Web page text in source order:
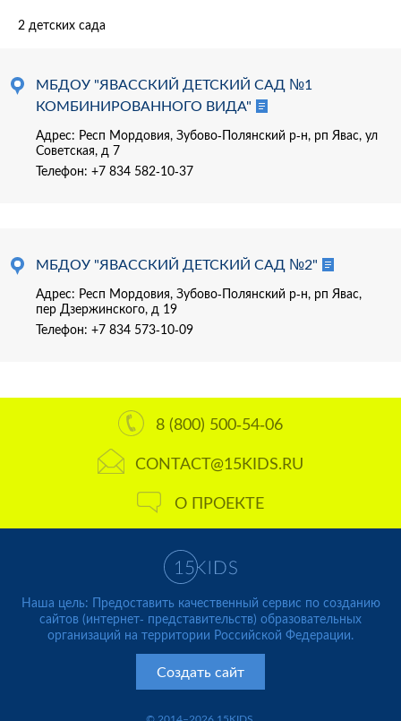
2 детских сада
МБДОУ "ЯВАССКИЙ ДЕТСКИЙ САД №1
КОМБИНИРОВАННОГО ВИДА"
Адрес: Респ Мордовия, Зубово-Полянский р-н, рп Явас, ул
Советская, д 7
Телефон: +7 834 582-10-37
МБДОУ "ЯВАССКИЙ ДЕТСКИЙ САД №2"
Адрес: Респ Мордовия, Зубово-Полянский р-н, рп Явас,
пер Дзержинского, д 19
Телефон: +7 834 573-10-09
8 (800) 500-54-06
CONTACT@15KIDS.RU
О ПРОЕКТЕ
Наша цель: Предоставить качественный сервис по созданию
сайтов (интернет- представительств) образовательных
организаций на территории Российской Федерации.
Создать сайт